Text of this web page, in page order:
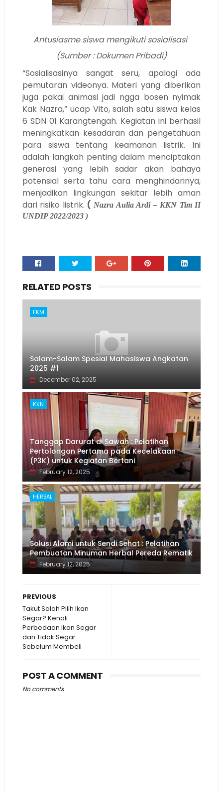
Antusiasme siswa mengikuti sosialisasi
(Sumber : Dokumen Pribadi)
“Sosialisasinya sangat seru, apalagi ada
pemutaran videonya. Materi yang diberikan
juga pakai animasi jadi ngga bosen nyimak
Kak Nazra,” ucap Vito, salah satu siswa kelas
6 SDN 01 Karangtengah. Kegiatan ini berhasil
meningkatkan kesadaran dan pengetahuan
para siswa tentang keamanan listrik. Ini
adalah langkah penting dalam menciptakan
generasi yang lebih sadar akan bahaya
potensial serta tahu cara menghindarinya,
menjadikan lingkungan sekitar lebih aman
dari risiko listrik. ( Nazra Aulia Ardi – KKN Tim II
UNDIP 2022/2023 )
RELATED POSTS
FKM
Salam-Salam Spesial Mahasiswa Angkatan
2025 #1
December 02, 2025
KKN
Tanggap Darurat di Sawah : Pelatihan
Pertolongan Pertama pada Kecelakaan
(P3K) untuk Kegiatan Bertani
February 12, 2025
HERBAL
Solusi Alami untuk Sendi Sehat : Pelatihan
Pembuatan Minuman Herbal Pereda Rematik
February 12, 2025
PREVIOUS
Takut Salah Pilih Ikan
Segar? Kenali
Perbedaan Ikan Segar
dan Tidak Segar
Sebelum Membeli
POST A COMMENT
No comments